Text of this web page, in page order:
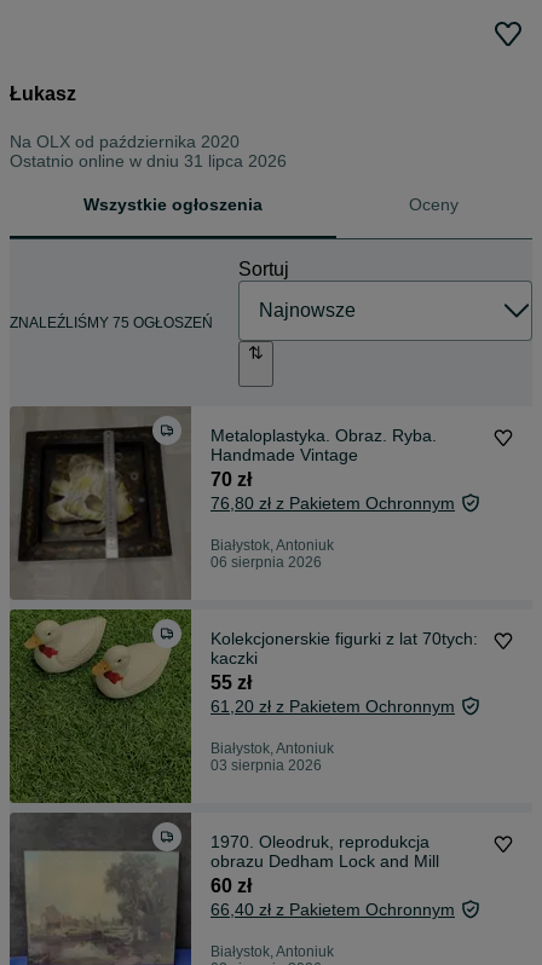
Łukasz
Na OLX od października 2020
Ostatnio online w dniu 31 lipca 2026
Wszystkie ogłoszenia Oceny
ZNALEŹLIŚMY 75 OGŁOSZEŃ
Sortuj
Metaloplastyka. Obraz. Ryba.
Handmade Vintage
70 zł
76,80 zł z Pakietem Ochronnym
Białystok, Antoniuk
06 sierpnia 2026
Kolekcjonerskie figurki z lat 70tych:
kaczki
55 zł
61,20 zł z Pakietem Ochronnym
Białystok, Antoniuk
03 sierpnia 2026
1970. Oleodruk, reprodukcja
obrazu Dedham Lock and Mill
60 zł
66,40 zł z Pakietem Ochronnym
Białystok, Antoniuk